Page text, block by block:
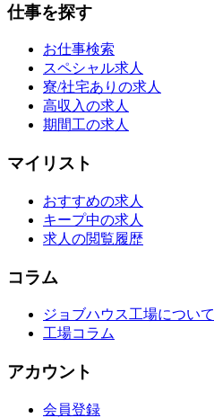
仕事を探す
お仕事検索
スペシャル求人
寮/社宅ありの求人
高収入の求人
期間工の求人
マイリスト
おすすめの求人
キープ中の求人
求人の閲覧履歴
コラム
ジョブハウス工場について
工場コラム
アカウント
会員登録